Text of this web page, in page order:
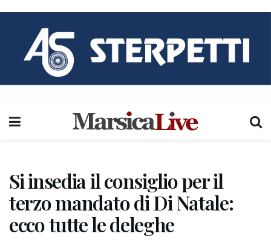
Si insedia il consiglio per il
terzo mandato di Di Natale:
ecco tutte le deleghe